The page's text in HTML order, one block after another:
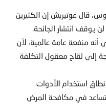
قال غوتيريش إن الكثيرين
يوقف انتشار الجائحة.
أنه منفعة عامة عالمية، لأن
إلى لقاح معقول التكلفة
استخدام الأدوات
تساعد في مكافحة المرض